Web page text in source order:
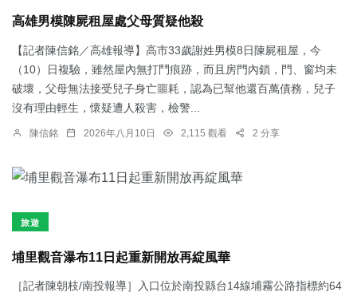
高雄男模陳屍租屋處父母質疑他殺
【記者陳信銘／高雄報導】高市33歲謝姓男模8日陳屍租屋，今
（10）日複驗，雖然屋內無打鬥痕跡，而且房門內鎖，門、窗均未
破壞，父母無法接受兒子身亡噩耗，認為已幫他還百萬債務，兒子
沒有理由輕生，懷疑遭人殺害，檢警...
陳信銘 2026年八月10日 2,115 觀看 2 分享
旅遊
埔里觀音瀑布11日起重新開放再綻風華
［記者陳朝枝/南投報導］入口位於南投縣台14線埔霧公路指標約64